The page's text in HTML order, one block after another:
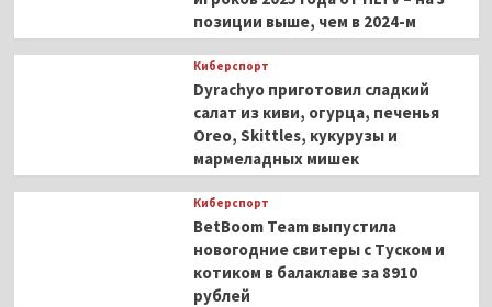
позиции выше, чем в 2024-м
Киберспорт
Dyrachyo приготовил сладкий
салат из киви, огурца, печенья
Oreo, Skittles, кукурузы и
мармеладных мишек
Киберспорт
BetBoom Team выпустила
новогодние свитеры с Туском и
котиком в балаклаве за 8910
рублей